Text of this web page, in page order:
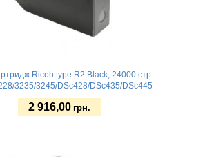
Ricoh type R2 Black, 24000 стр.
3235/3245/DSc428/DSc435/DSc445
2 916,00 грн.